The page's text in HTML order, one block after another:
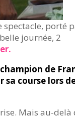
porté
journée, 2
de
course lors
Mais au-delà